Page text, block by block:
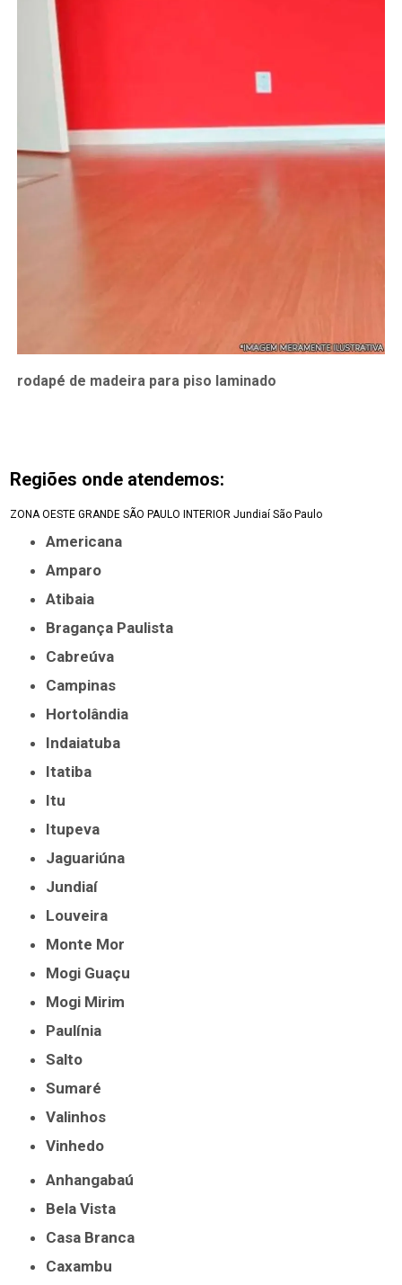
rodapé de madeira para piso laminado
Regiões onde atendemos:
ZONA OESTE GRANDE SÃO PAULO INTERIOR Jundiaí São Paulo
Americana
Amparo
Atibaia
Bragança Paulista
Cabreúva
Campinas
Hortolândia
Indaiatuba
Itatiba
Itu
Itupeva
Jaguariúna
Jundiaí
Louveira
Monte Mor
Mogi Guaçu
Mogi Mirim
Paulínia
Salto
Sumaré
Valinhos
Vinhedo
Anhangabaú
Bela Vista
Casa Branca
Caxambu